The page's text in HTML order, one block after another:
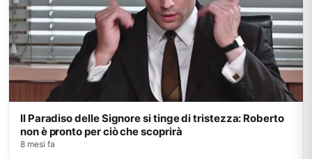
Il Paradiso delle Signore si tinge di tristezza: Roberto
non è pronto per ciò che scoprirà
8 mesi fa